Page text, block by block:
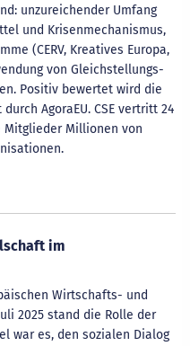
unzureichender Umfang
und Krisenmechanismus,
(CERV, Kreatives Europa,
von Gleichstellungs-
Positiv bewertet wird die
AgoraEU. CSE vertritt 24
Mitglieder Millionen von
im
Wirtschafts- und
2025 stand die Rolle der
war es, den sozialen Dialog